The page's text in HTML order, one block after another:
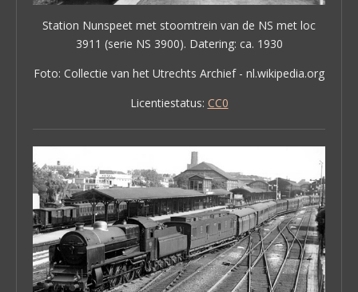
Station Nunspeet met stoomtrein van de NS met loc
3911 (serie NS 3900). Datering: ca. 1930
Foto: Collectie van het Utrechts Archief - nl.wikipedia.org
Licentiestatus: CC0